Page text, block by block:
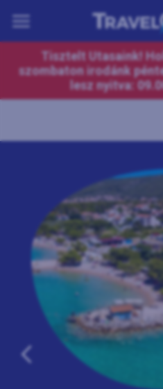
ÚTICÉLOK
REPÜLŐS UTAK
KAPCSOLAT
HASZNOS
Tisztelt Utasaink!
szombaton irodánk
lesz nyitva: